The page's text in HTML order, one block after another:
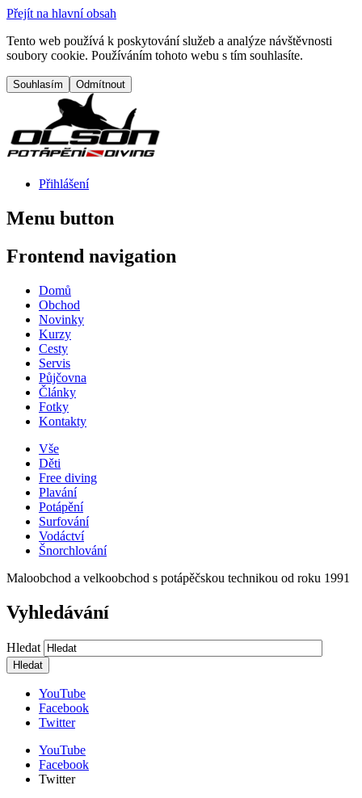
Přejít na hlavní obsah
Tento web používá k poskytování služeb a analýze návštěvnosti
soubory cookie. Používáním tohoto webu s tím souhlasíte.
Přihlášení
Menu button
Frontend navigation
Domů
Obchod
Novinky
Kurzy
Cesty
Servis
Půjčovna
Články
Fotky
Kontakty
Vše
Děti
Free diving
Plavání
Potápění
Surfování
Vodáctví
Šnorchlování
Maloobchod a velkoobchod s potápěčskou technikou od roku 1991
Vyhledávání
Hledat
YouTube
Facebook
Twitter
YouTube
Facebook
Twitter